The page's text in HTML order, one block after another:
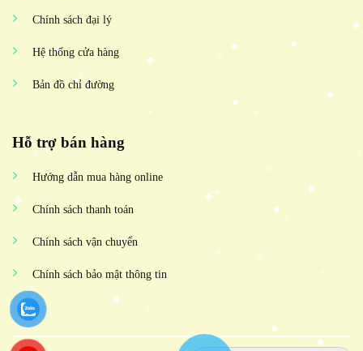
Chính sách đại lý
Hệ thống cửa hàng
Bản đồ chỉ đường
Hỗ trợ bán hàng
Hướng dẫn mua hàng online
Chính sách thanh toán
Chính sách vận chuyển
Chính sách bảo mật thông tin